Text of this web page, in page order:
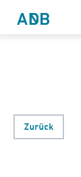
Zurück